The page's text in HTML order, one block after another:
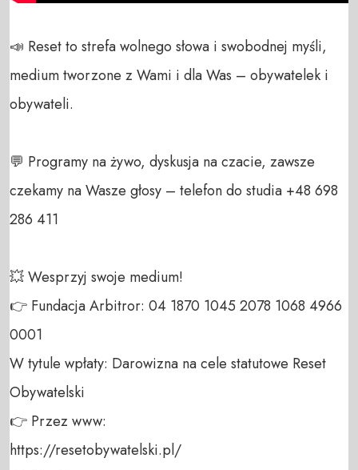
📣 Reset to strefa wolnego słowa i swobodnej myśli,
medium tworzone z Wami i dla Was – obywatelek i
obywateli.
💬 Programy na żywo, dyskusja na czacie, zawsze
czekamy na Wasze głosy – telefon do studia +48 698
286 411
💥 Wesprzyj swoje medium!
👉 Fundacja Arbitror: 04 1870 1045 2078 1068 4966
0001
W tytule wpłaty: Darowizna na cele statutowe Reset
Obywatelski
👉 Przez www:
https://resetobywatelski.pl/